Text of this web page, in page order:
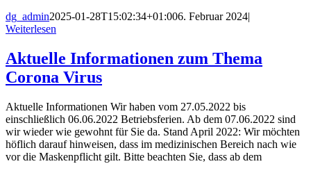
dg_admin2025-01-28T15:02:34+01:006. Februar 2024|
Weiterlesen
Aktuelle Informationen zum Thema
Corona Virus
Aktuelle Informationen Wir haben vom 27.05.2022 bis
einschließlich 06.06.2022 Betriebsferien. Ab dem 07.06.2022 sind
wir wieder wie gewohnt für Sie da. Stand April 2022: Wir möchten
höflich darauf hinweisen, dass im medizinischen Bereich nach wie
vor die Maskenpflicht gilt. Bitte beachten Sie, dass ab dem